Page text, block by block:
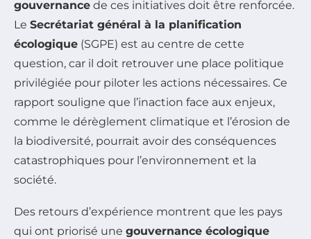
gouvernance de ces initiatives doit être renforcée.
Le Secrétariat général à la planification
écologique (SGPE) est au centre de cette
question, car il doit retrouver une place politique
privilégiée pour piloter les actions nécessaires. Ce
rapport souligne que l’inaction face aux enjeux,
comme le dérèglement climatique et l’érosion de
la biodiversité, pourrait avoir des conséquences
catastrophiques pour l’environnement et la
société.
Des retours d’expérience montrent que les pays
qui ont priorisé une gouvernance écologique